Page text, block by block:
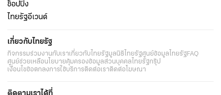
ช็อปปิ้ง
ไทยรัฐอีเวนต์
เกี่ยวกับไทยรัฐ
กิจกรรมร่วมงานกับเราเกี่ยวกับไทยรัฐมูลนิธิไทยรัฐศูนย์ข้อมูลไทยรัฐFAQ
ศูนย์ช่วยเหลือนโยบายคุ้มครองข้อมูลส่วนบุคคลไทยรัฐกรุ๊ป
เงื่อนไขข้อตกลงการใช้บริการติดต่อเราติดต่อโฆษณา